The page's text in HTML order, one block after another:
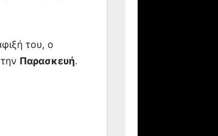
του, ο
Παρασκευή.